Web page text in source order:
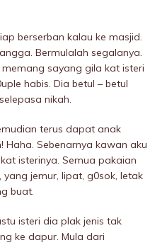
berserban kalau ke masjid.
Bermulalah segalanya.
sayang giIa kat isteri
habis. Dia betul – betul
nikah.
terus dapat anak
Haha. Sebenarnya kawan aku
isterinya. Semua pakaian
jemur, Iipat, g0sok, letak
buat.
isteri dia plak jenis tak
ke dapur. Mula dari